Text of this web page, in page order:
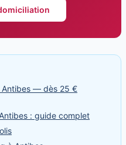
Antibes — dès 25 €
: guide complet